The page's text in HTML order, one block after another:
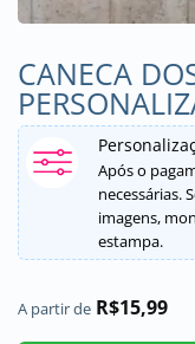
CANECA
Após o
necessárias.
imagens,
estampa.
A partir de R$15,99